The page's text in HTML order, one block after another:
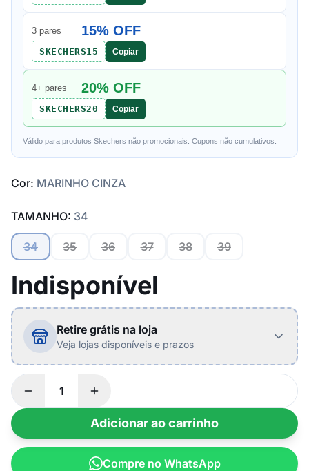
3 pares 15% OFF
SKECHERS15 Copiar
4+ pares 20% OFF
SKECHERS20 Copiar
Válido para produtos Skechers não promocionais. Cupons não cumulativos.
Cor: MARINHO CINZA
TAMANHO: 34
34 35 36 37 38 39
Indisponível
Retire grátis na loja
Veja lojas disponíveis e prazos
Adicionar ao carrinho
Compre no WhatsApp